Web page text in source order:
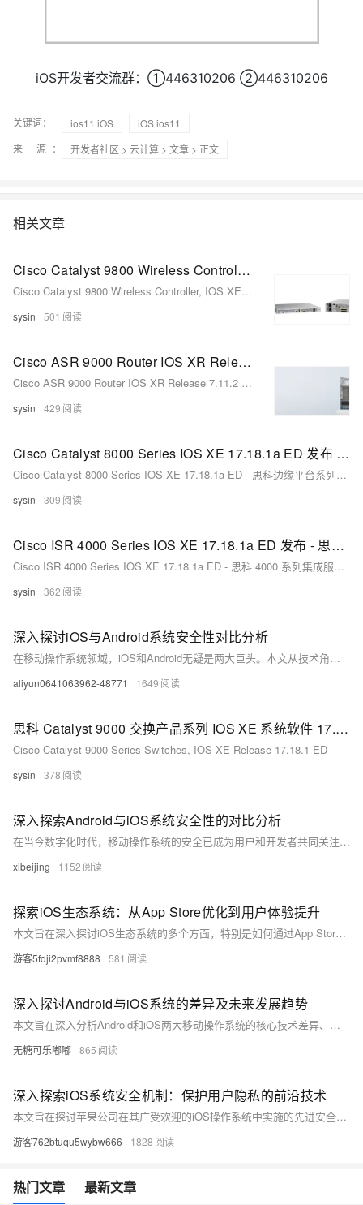
iOS开发者交流群：①446310206 ②446310206
关键词： ios11 iOS
iOS ios11
来 源：
开发者社区 > 云计算 > 文章 > 正文
相关文章
Cisco Catalyst 9800 Wireless Controller, IOS XE Release 17.17.1 ED - 思科无线控制器系统软件
Cisco Catalyst 9800 Wireless Controller, IOS XE Release 17.17.1 ED - 思科无线控制器系统软件
sysin 501
Cisco ASR 9000 Router IOS XR Release 7.11.2 MD - ASR 9000 系列聚合服务路由器系统软件
Cisco ASR 9000 Router IOS XR Release 7.11.2 MD - ASR 9000 系列聚合服务路由器系统软件
sysin 429
Cisco Catalyst 8000 Series IOS XE 17.18.1a ED 发布 - 思科边缘平台系列系统软件
Cisco Catalyst 8000 Series IOS XE 17.18.1a ED - 思科边缘平台系列系统软件
sysin 309
Cisco ISR 4000 Series IOS XE 17.18.1a ED 发布 - 思科 4000 系列集成服务路由器 IOS XE 系统软件
Cisco ISR 4000 Series IOS XE 17.18.1a ED - 思科 4000 系列集成服务路由器 IOS XE 系统软件
sysin 362
深入探讨iOS与Android系统安全性对比分析
在移动操作系统领域，iOS和Android无疑是两大巨头。本文从技术角度出发，对这两个系统的架构、安全机制以及用户隐私保护等方面进行了详细的比较分析。通过深入探讨，我们旨在揭示两个系统在安全性方面的差异，并为用户提供一些实用的安全建议。
aliyun0641063962-48771 1649
思科 Catalyst 9000 交换产品系列 IOS XE 系统软件 17.18.1 ED
Cisco Catalyst 9000 Series Switches, IOS XE Release 17.18.1 ED
sysin 378
深入探索Android与iOS系统安全性的对比分析
在当今数字化时代，移动操作系统的安全已成为用户和开发者共同关注的重点。本文旨在通过比较Android与iOS两大主流操作系统在安全性方面的差异，揭示两者在设计理念、权限管理、应用审核机制等方面的不同之处。我们将探讨这些差异如何影响用户的安全体验以及可能带来的风险。
xibeijing 1152
探索iOS生态系统：从App Store优化到用户体验提升
本文旨在深入探讨iOS生态系统的多个方面，特别是如何通过App Store优化(ASO)和改进用户体验来提升应用的市场表现。不同于常规摘要仅概述文章内容的方式，我们将直接进入主题，首先介绍ASO的重要性及其对开发者的意义；接着分析当前iOS平台上用户行为的变化趋势以及这些变化如何影响应用程序的设计思路；最后提出几点实用建议帮助开发者更好地适应市场环境，增强自身竞争力。
游客5fdji2pvmf8888 581
深入探讨Android与iOS系统的差异及未来发展趋势
本文旨在深入分析Android和iOS两大移动操作系统的核心技术差异、用户体验以及各自的市场表现，进一步探讨它们在未来技术革新中可能的发展方向。通过对比两者的开放性、安全性、生态系统等方面，本文揭示了两大系统在移动设备市场中的竞争态势和潜在变革。
无糖可乐嘟嘟 865
深入探索iOS系统安全机制：保护用户隐私的前沿技术
本文旨在探讨苹果公司在其广受欢迎的iOS操作系统中实施的先进安全措施，这些措施如何共同作用以保护用户的隐私和数据安全。我们将深入了解iOS的安全架构，包括其硬件和软件层面的创新，以及苹果如何通过持续的软件更新来应对新兴的安全威胁。此外，我们还将讨论iOS系统中的一些关键安全功能，如Face ID、加密技术和沙箱环境，以及它们如何帮助防止未经授权的访问和数据泄露。
游客762btuqu5wybw666 1828
热门文章 最新文章